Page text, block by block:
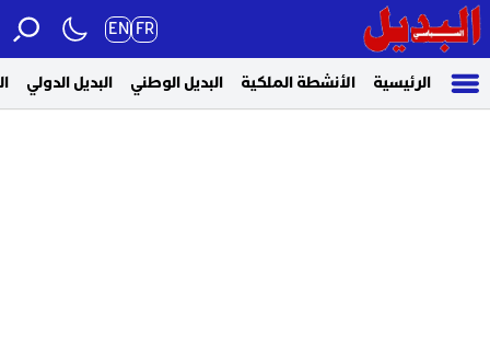
FR
EN
الرئيسية الأنشطة الملكية البديل الوطني البديل الدولي